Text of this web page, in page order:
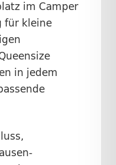
im Camper
für kleine
in jedem